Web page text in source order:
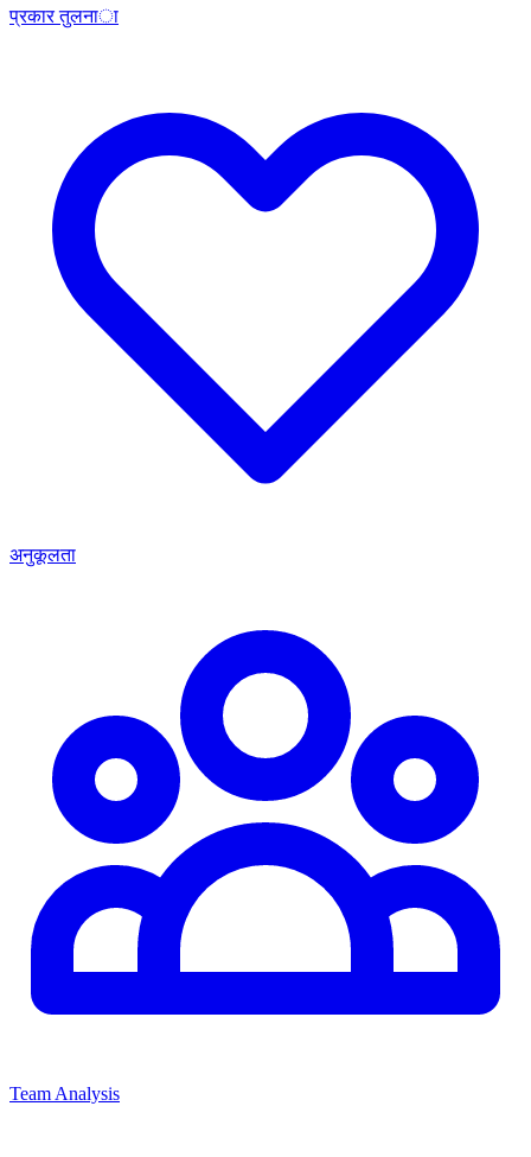
प्रकार तुलना
अनुकूलता
Team Analysis